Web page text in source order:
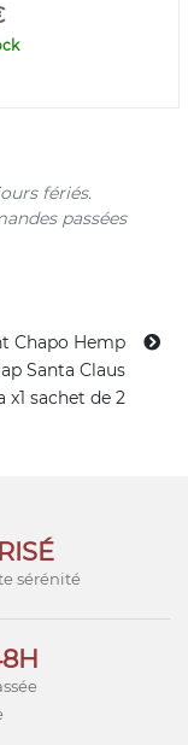
fériés.
passées
Chapo Hemp
Santa Claus
x1 sachet de 2
sérénité